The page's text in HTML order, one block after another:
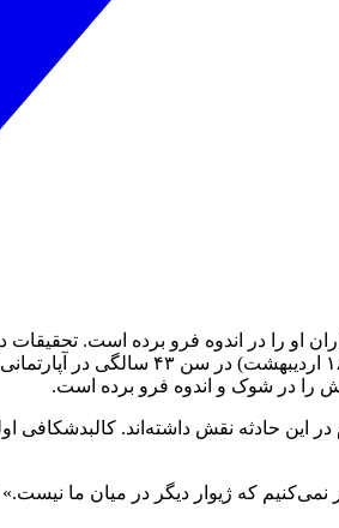
ژیوار حاجبی، معروف به "خطر"، رپر کُرد ایرانی و یکی از برجسته‌ترین و جنجالی‌ترین
را در شوک و اندوه فرو برده است.
حادثه نقش داشته‌اند. کالبدشکافی
که ژیوار دیگر در میان ما